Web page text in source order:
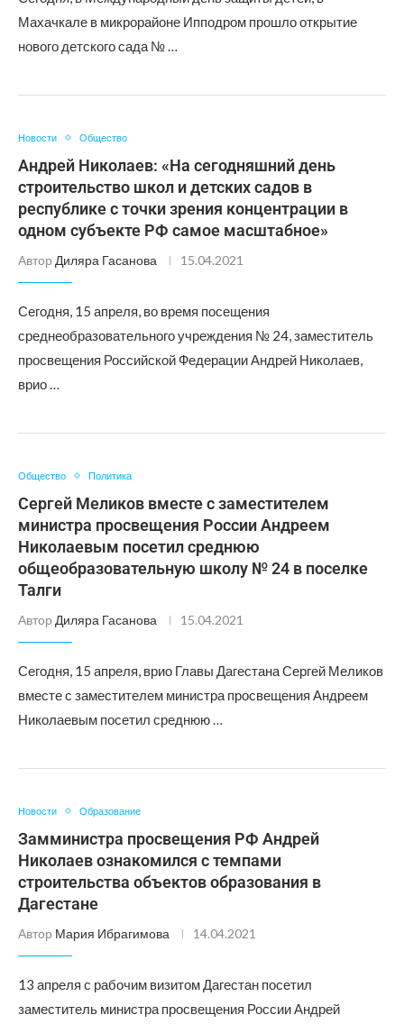
Махачкале в микрорайоне Ипподром прошло открытие
нового детского сада № …
Новости Общество
Андрей Николаев: «На сегодняшний день
строительство школ и детских садов в
республике с точки зрения концентрации в
одном субъекте РФ самое масштабное»
Автор Диляра Гасанова 15.04.2021
Сегодня, 15 апреля, во время посещения
среднеобразовательного учреждения № 24, заместитель
просвещения Российской Федерации Андрей Николаев,
врио …
Общество Политика
Сергей Меликов вместе с заместителем
министра просвещения России Андреем
Николаевым посетил среднюю
общеобразовательную школу № 24 в поселке
Талги
Автор Диляра Гасанова 15.04.2021
Сегодня, 15 апреля, врио Главы Дагестана Сергей Меликов
вместе с заместителем министра просвещения Андреем
Николаевым посетил среднюю …
Новости Образование
Замминистра просвещения РФ Андрей
Николаев ознакомился с темпами
строительства объектов образования в
Дагестане
Автор Мария Ибрагимова 14.04.2021
13 апреля с рабочим визитом Дагестан посетил
заместитель министра просвещения России Андрей